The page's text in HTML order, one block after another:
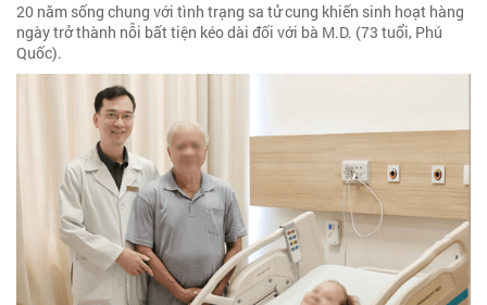
20 năm sống chung với tình trạng sa tử cung khiến sinh hoạt hàng
ngày trở thành nỗi bất tiện kéo dài đối với bà M.D. (73 tuổi, Phú
Quốc).